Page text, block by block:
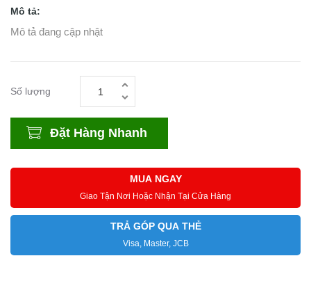
Mô tả:
Mô tả đang cập nhật
Số lượng
Đặt Hàng Nhanh
MUA NGAY
Giao Tận Nơi Hoặc Nhận Tại Cửa Hàng
TRẢ GÓP QUA THẺ
Visa, Master, JCB